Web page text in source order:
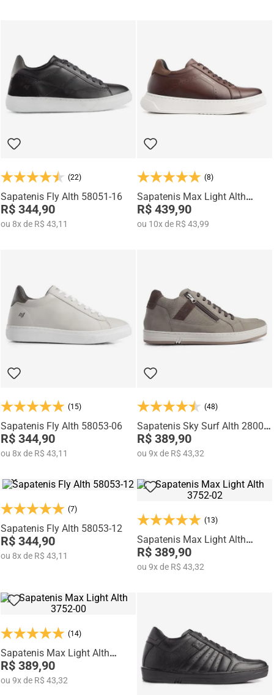
(22)
Sapatenis Fly Alth 58051-16
R$ 344,90
ou 8xde R$ 43,11
(8)
Sapatenis Max Light Alth
3753-01
R$ 439,90
ou 10xde R$ 43,99
(15)
Sapatenis Fly Alth 58053-06
R$ 344,90
ou 8xde R$ 43,11
(48)
Sapatenis Sky Surf Alth 28003-
04
R$ 389,90
ou 9xde R$ 43,32
(7)
Sapatenis Fly Alth 58053-12
R$ 344,90
ou 8xde R$ 43,11
(13)
Sapatenis Max Light Alth
3752-02
R$ 389,90
ou 9xde R$ 43,32
(14)
Sapatenis Max Light Alth
3752-00
R$ 389,90
ou 9xde R$ 43,32